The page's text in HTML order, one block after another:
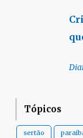
Tópicos
sertão